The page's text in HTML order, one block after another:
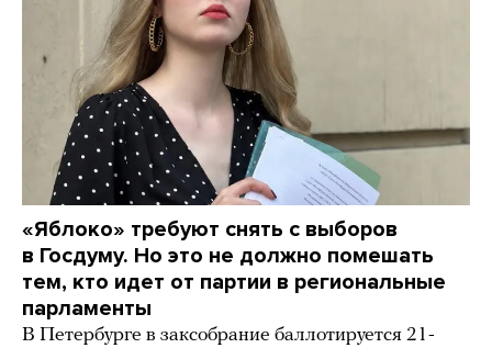
«Яблоко» требуют снять с выборов
в Госдуму. Но это не должно помешать
тем, кто идет от партии в региональные
парламенты
В Петербурге в заксобрание баллотируется 21-